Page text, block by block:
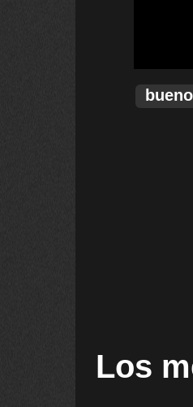
bueno
Los